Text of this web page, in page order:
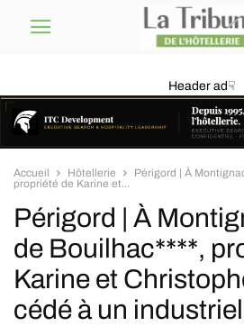
Header ad☟
Accueil Hôtellerie
Périgord | À
propriété de Karine et...
Périgord | À
de Bouilhac****,
Karine et
cédé à un industriel